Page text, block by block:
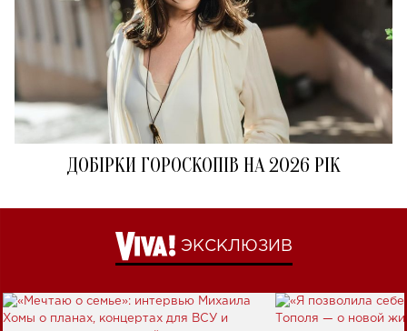
ДОБІРКИ ГОРОСКОПІВ НА 2026 РІК
ЭКСКЛЮЗИВ